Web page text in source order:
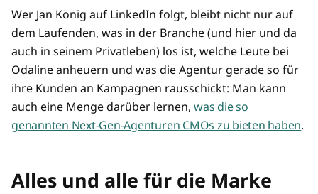
Wer Jan König auf LinkedIn folgt, bleibt nicht nur auf
dem Laufenden, was in der Branche (und hier und da
auch in seinem Privatleben) los ist, welche Leute bei
Odaline anheuern und was die Agentur gerade so für
ihre Kunden an Kampagnen rausschickt: Man kann
auch eine Menge darüber lernen, was die so
genannten Next-Gen-Agenturen CMOs zu bieten haben.
Alles und alle für die Marke